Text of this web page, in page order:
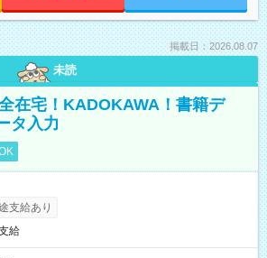
掲載日：2026.08.07
未読
在宅！KADOKAWA！書籍デ
タ入力
支給あり
給